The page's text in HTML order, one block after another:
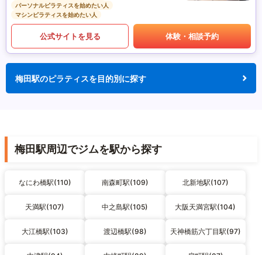
パーソナルピラティスを始めたい人
マシンピラティスを始めたい人
公式サイトを見る 体験・相談予約
梅田駅のピラティスを目的別に探す
梅田駅周辺でジムを駅から探す
なにわ橋駅(110) 南森町駅(109) 北新地駅(107)
天満駅(107) 中之島駅(105) 大阪天満宮駅(104)
大江橋駅(103) 渡辺橋駅(98) 天神橋筋六丁目駅(97)